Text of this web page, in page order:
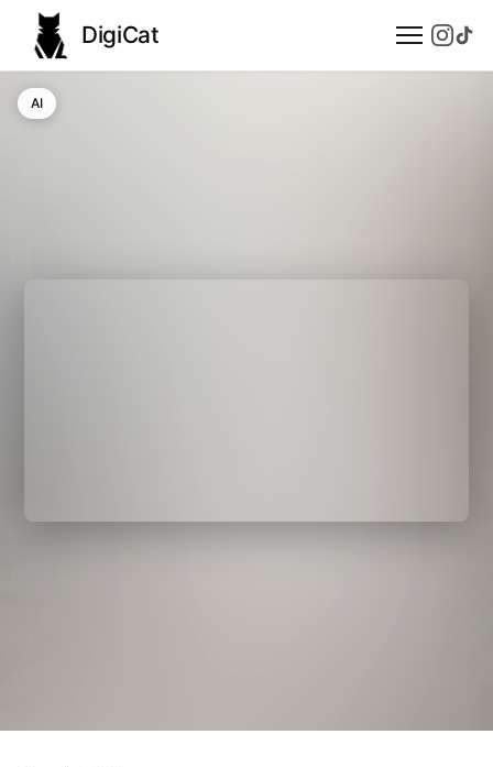
DigiCat
AI
AI